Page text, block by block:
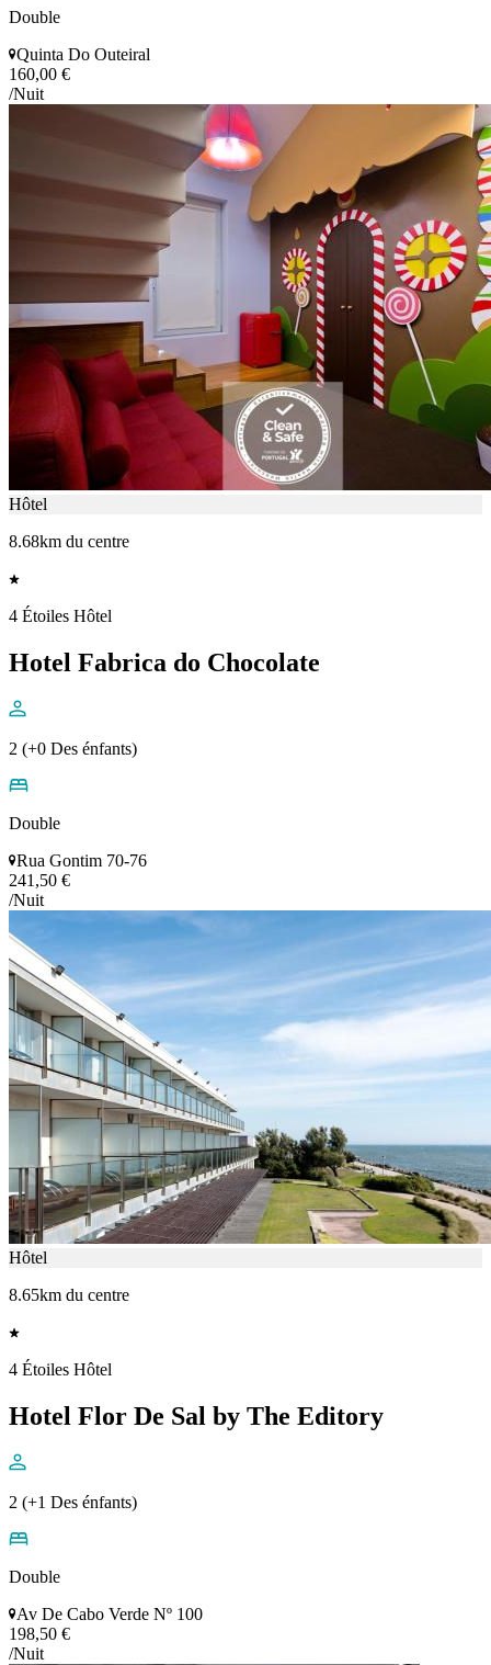
Double
Quinta Do Outeiral
160,00 €
/Nuit
Hôtel
8.68km du centre
4 Étoiles Hôtel
Hotel Fabrica do Chocolate
2 (+0 Des énfants)
Double
Rua Gontim 70-76
241,50 €
/Nuit
Hôtel
8.65km du centre
4 Étoiles Hôtel
Hotel Flor De Sal by The Editory
2 (+1 Des énfants)
Double
Av De Cabo Verde Nº 100
198,50 €
/Nuit